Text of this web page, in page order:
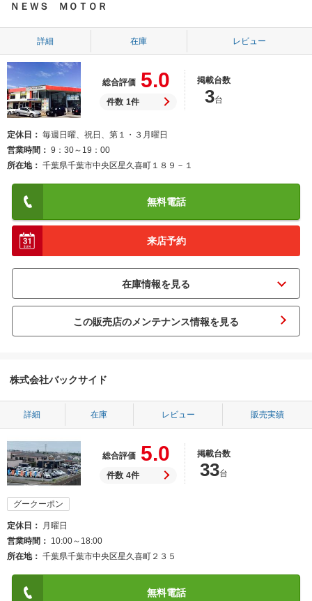
ＮＥＷＳ ＭＯＴＯＲ
詳細 在庫 レビュー
総合評価 5.0
件数 1件
掲載台数
3台
定休日
毎週日曜、祝日、第１・３月曜日
営業時間
9：30～19：00
所在地
千葉県千葉市中央区星久喜町１８９－１
無料電話
来店予約
この販売店のメンテナンス情報を見る
株式会社バックサイド
詳細 在庫 レビュー 販売実績
総合評価 5.0
件数 4件
掲載台数
33台
グークーポン
定休日
月曜日
営業時間
10:00～18:00
所在地
千葉県千葉市中央区星久喜町２３５
無料電話